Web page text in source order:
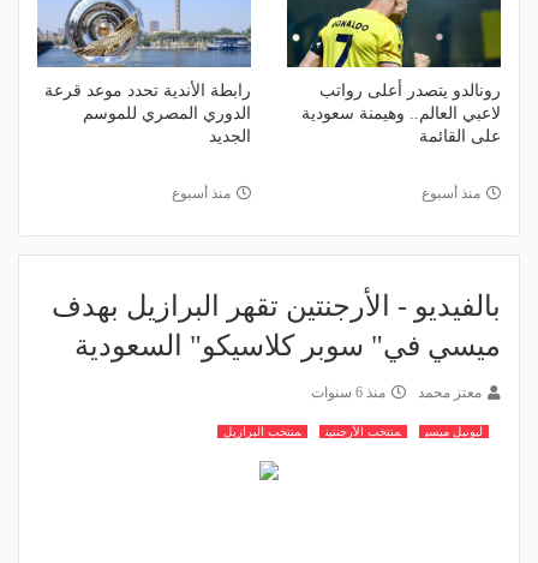
رونالدو يتصدر أعلى رواتب
لاعبي العالم.. وهيمنة سعودية
على القائمة
منذ أسبوع
رابطة الأندية تحدد موعد قرعة
الدوري المصري للموسم
الجديد
منذ أسبوع
بالفيديو - الأرجنتين تقهر البرازيل بهدف
ميسي في" سوبر كلاسيكو" السعودية
معتز محمد منذ 6 سنوات
ليونيل ميسي منتخب الأرجنتين منتخب البرازيل